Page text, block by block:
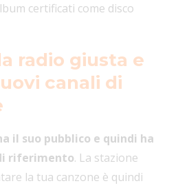
certificati come disco
radio giusta e
canali di
il suo pubblico e quindi ha
riferimento. La stazione
la tua canzone è quindi